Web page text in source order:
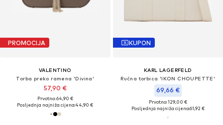
PROMOCIJA
VALENTINO
Torba preko ramena 'Divina'
57,90 €
Prvotno: 64,90 €
Posljednja najniža cijena:44,90 €
KUPON
KARL LAGERFELD
Ručna torbica 'IKON CHOUPETTE'
69,66 €
Prvotno: 129,00 €
Posljednja najniža cijena:61,92 €